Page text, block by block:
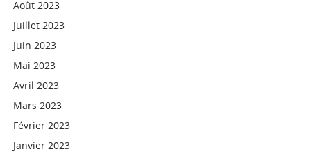
Août 2023
Juillet 2023
Juin 2023
Mai 2023
Avril 2023
Mars 2023
Février 2023
Janvier 2023